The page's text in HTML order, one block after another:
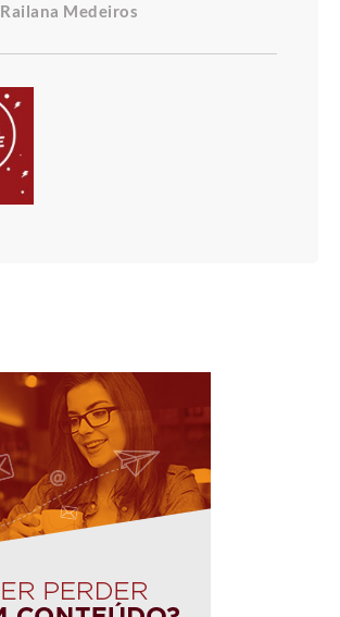
Railana Medeiros